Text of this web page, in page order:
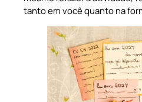
tanto em você quanto na